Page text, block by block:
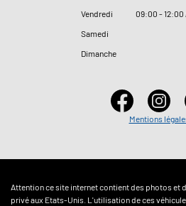
Vendredi
09:00 - 12:00
Samedi
Dimanche
Mentions
Attention ce site internet contient des photos et
privé aux Etats-Unis. L'utilisation de ces